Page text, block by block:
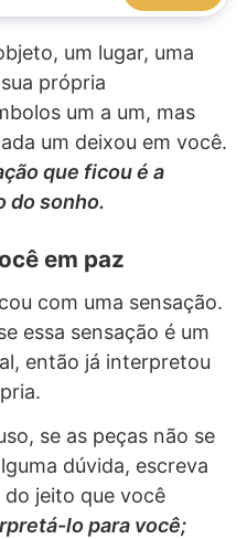
um lugar, uma
própria
um a um, mas
um deixou em você.
que ficou é a
do sonho.
em paz
com uma sensação.
essa sensação é um
então já interpretou
se as peças não se
dúvida, escreva
do jeito que você
lo para você;